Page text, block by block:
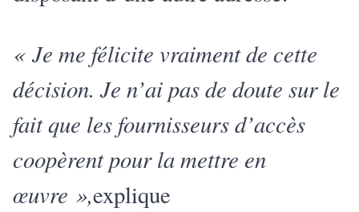
« Je me félicite vraiment de cette
décision. Je n’ai pas de doute sur le
fait que les fournisseurs d’accès
coopèrent pour la mettre en
œuvre »,explique